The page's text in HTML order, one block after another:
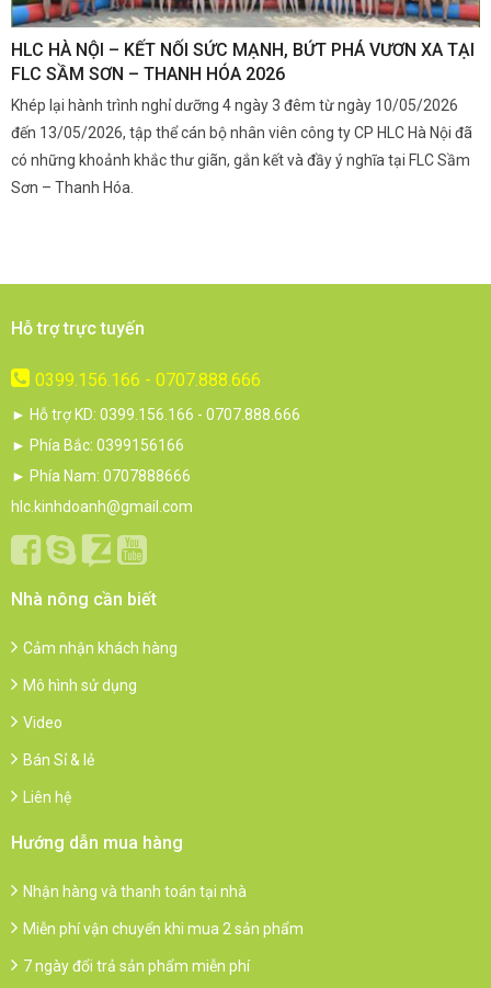
HLC HÀ NỘI – KẾT NỐI SỨC MẠNH, BỨT PHÁ VƯƠN XA TẠI
FLC SẦM SƠN – THANH HÓA 2026
Khép lại hành trình nghỉ dưỡng 4 ngày 3 đêm từ ngày 10/05/2026
đến 13/05/2026, tập thể cán bộ nhân viên công ty CP HLC Hà Nội đã
có những khoảnh khắc thư giãn, gắn kết và đầy ý nghĩa tại FLC Sầm
Sơn – Thanh Hóa.
Hỗ trợ trực tuyến
0399.156.166 - 0707.888.666
► Hỗ trợ KD: 0399.156.166 - 0707.888.666
► Phía Bắc: 0399156166
► Phía Nam: 0707888666
hlc.kinhdoanh@gmail.com
Nhà nông cần biết
Cảm nhận khách hàng
Mô hình sử dụng
Video
Bán Sỉ & lẻ
Liên hệ
Hướng dẫn mua hàng
Nhận hàng và thanh toán tại nhà
Miễn phí vận chuyển khi mua 2 sản phẩm
7 ngày đổi trả sản phẩm miễn phí